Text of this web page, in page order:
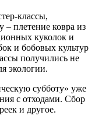
классы,
плетение ковра из
куколок и
и бобовых культур
получились не
экологии.
субботу» уже
с отходами. Сбор
и другое.